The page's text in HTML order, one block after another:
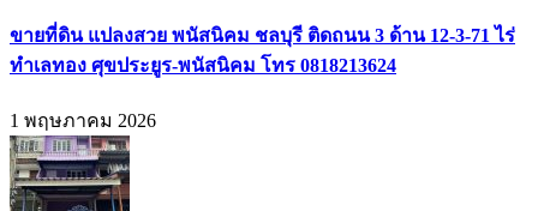
ขายที่ดิน แปลงสวย พนัสนิคม ชลบุรี ติดถนน 3 ด้าน 12-3-71 ไร่
ทำเลทอง ศุขประยูร-พนัสนิคม โทร 0818213624
1 พฤษภาคม 2026